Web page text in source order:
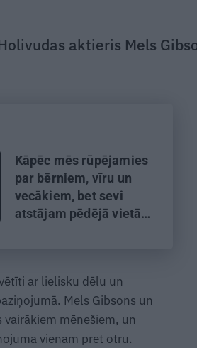
aktieris Mels
Kāpēc mēs rūpējamies
par bērniem, vīru un
vecākiem, bet sevi
atstājam pēdējā vietā?
ar lielisku dēlu un
Mels Gibsons un
vairākiem mēnešiem, un
vienam pret otru.